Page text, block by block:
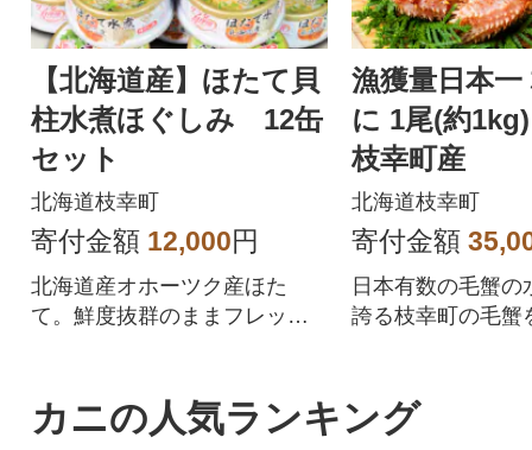
【北海道産】ほたて貝
柱水煮ほぐしみ 12缶
セット
北海道枝幸町
寄付金額 12,000円
北海道産オホーツク産ほた
て。鮮度抜群のままフレッシ
漁獲量日本一
に 1尾(約
枝幸町産
北海道枝幸町
寄付金額
日本有数の毛蟹の
誇る枝幸町の毛蟹
カニの人気ランキング